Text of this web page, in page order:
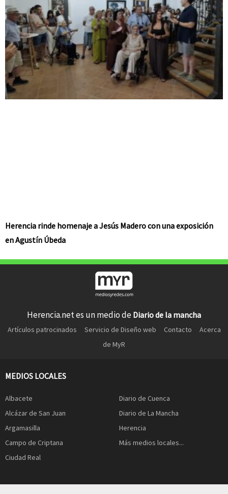
Herencia rinde homenaje a Jesús Madero con una exposición
en Agustín Úbeda
Herencia.net es un medio de Diario de la mancha
Artículos patrocinados Servicio de Diseño web Contacto
Acerca
de MyR
MEDIOS LOCALES
Albacete
Alcázar de San Juan
Argamasilla
Campo de Criptana
Ciudad Real
Diario de Cuenca
Diario de La Mancha
Herencia
Más medios locales...